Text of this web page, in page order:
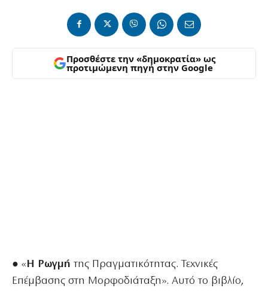
Προσθέστε την «δημοκρατία» ως
προτιμώμενη πηγή στην Google
● « Η Ρωγμή της Πραγματικότητας. Τεχνικές
Επέμβασης στη Μορφοδιάταξη». Αυτό το βιβλίο,